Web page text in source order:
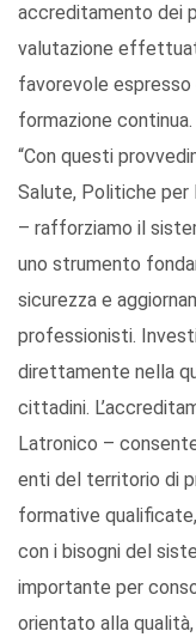
accreditamento dei
valutazione
favorevole espresso
formazione continua.
“Con questi
Salute, Politiche per
– rafforziamo il
uno strumento
sicurezza e
professionisti.
direttamente nella
cittadini.
Latronico –
enti del territorio di
formative
con i bisogni del
importante per
orientato alla